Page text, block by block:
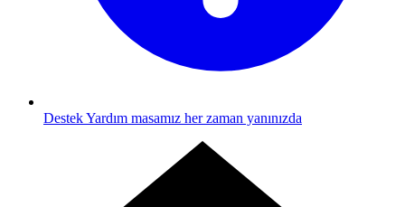
DestekYardım masamız her zaman yanınızda